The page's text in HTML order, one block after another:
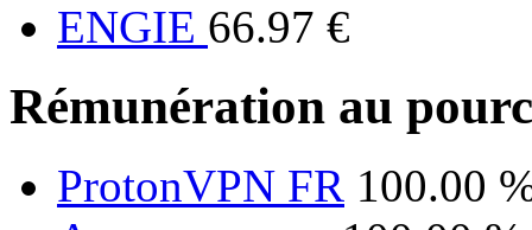
ENGIE 66.97 €
Rémunération au
ProtonVPN FR 100.00